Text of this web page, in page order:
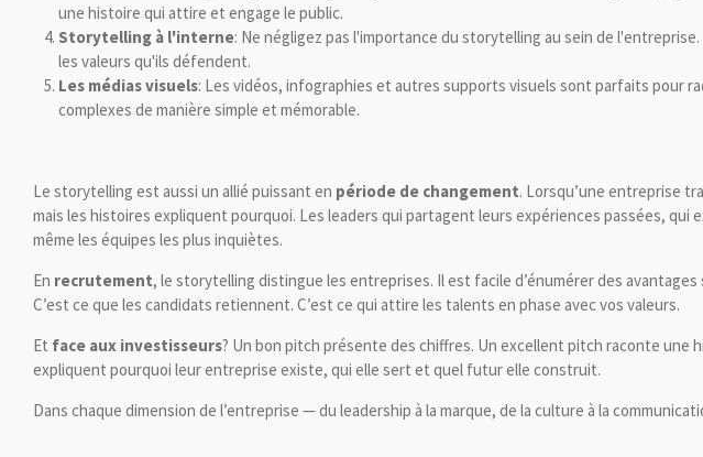
une histoire qui attire et engage le public.
Storytelling à l'interne: Ne négligez pas l'importance du storytelling au sein de
les valeurs qu'ils défendent.
Les médias visuels: Les vidéos, infographies et autres supports visuels sont parfaits pour
complexes de manière simple et mémorable.
Le storytelling est aussi un allié puissant en période de changement. Lorsqu’une entreprise
mais les histoires expliquent pourquoi. Les leaders qui partagent leurs expériences passées,
même les équipes les plus inquiètes.
En recrutement, le storytelling distingue les entreprises. Il est facile d’énumérer des
C’est ce que les candidats retiennent. C’est ce qui attire les talents en phase avec vos valeurs.
Et face aux investisseurs? Un bon pitch présente des chiffres. Un excellent pitch raconte
expliquent pourquoi leur entreprise existe, qui elle sert et quel futur elle construit.
Dans chaque dimension de l’entreprise — du leadership à la marque, de la culture à la